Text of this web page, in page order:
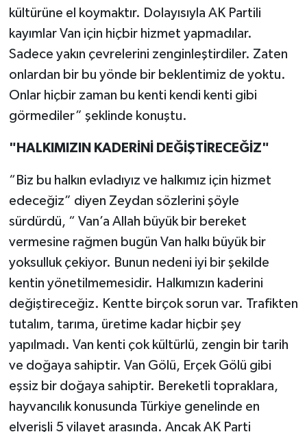
kültürüne el koymaktır. Dolayısıyla AK Partili
kayımlar Van için hiçbir hizmet yapmadılar.
Sadece yakın çevrelerini zenginleştirdiler. Zaten
onlardan bir bu yönde bir beklentimiz de yoktu.
Onlar hiçbir zaman bu kenti kendi kenti gibi
görmediler” şeklinde konuştu.
"HALKIMIZIN KADERİNİ DEĞİŞTİRECEĞİZ"
“Biz bu halkın evladıyız ve halkımız için hizmet
edeceğiz” diyen Zeydan sözlerini şöyle
sürdürdü, “ Van’a Allah büyük bir bereket
vermesine rağmen bugün Van halkı büyük bir
yoksulluk çekiyor. Bunun nedeni iyi bir şekilde
kentin yönetilmemesidir. Halkımızın kaderini
değiştireceğiz. Kentte birçok sorun var. Trafikten
tutalım, tarıma, üretime kadar hiçbir şey
yapılmadı. Van kenti çok kültürlü, zengin bir tarih
ve doğaya sahiptir. Van Gölü, Erçek Gölü gibi
eşsiz bir doğaya sahiptir. Bereketli topraklara,
hayvancılık konusunda Türkiye genelinde en
elverişli 5 vilayet arasında. Ancak AK Parti